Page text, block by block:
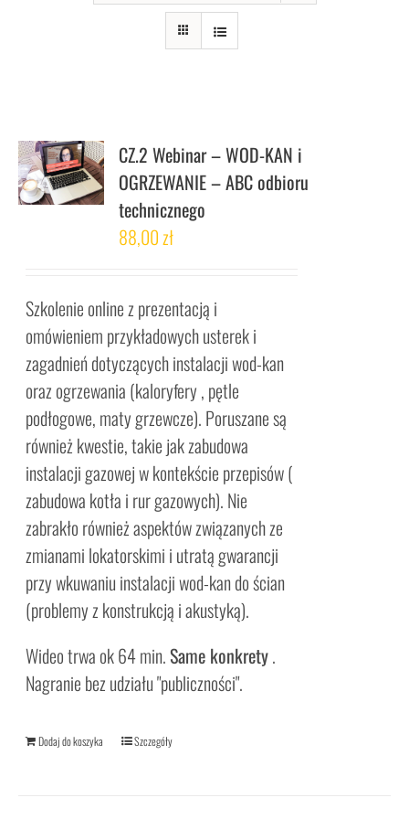
CZ.2 Webinar – WOD-KAN i
OGRZEWANIE – ABC odbioru
technicznego
88,00zł
Szkolenie online z prezentacją i
omówieniem przykładowych usterek i
zagadnień dotyczących instalacji wod-kan
oraz ogrzewania (kaloryfery , pętle
podłogowe, maty grzewcze). Poruszane są
również kwestie, takie jak zabudowa
instalacji gazowej w kontekście przepisów (
zabudowa kotła i rur gazowych). Nie
zabrakło również aspektów związanych ze
zmianami lokatorskimi i utratą gwarancji
przy wkuwaniu instalacji wod-kan do ścian
(problemy z konstrukcją i akustyką).
Wideo trwa ok 64 min.Same konkrety.
Nagranie bez udziału "publiczności".
Dodaj do koszyka Szczegóły